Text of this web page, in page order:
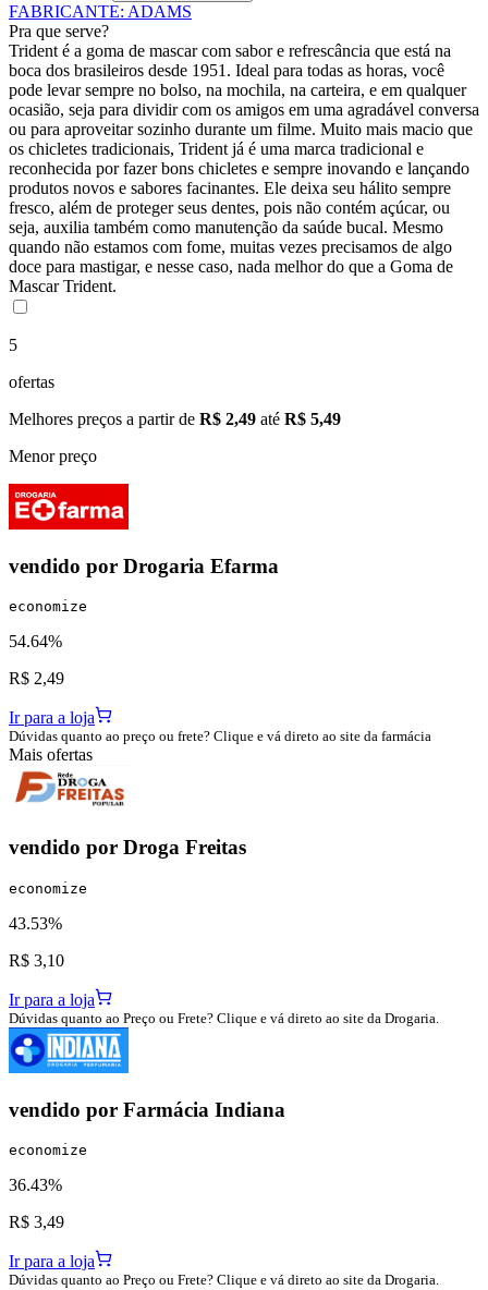
FABRICANTE: ADAMS
Pra que serve?
Trident é a goma de mascar com sabor e refrescância que está na
boca dos brasileiros desde 1951. Ideal para todas as horas, você
pode levar sempre no bolso, na mochila, na carteira, e em qualquer
ocasião, seja para dividir com os amigos em uma agradável conversa
ou para aproveitar sozinho durante um filme. Muito mais macio que
os chicletes tradicionais, Trident já é uma marca tradicional e
reconhecida por fazer bons chicletes e sempre inovando e lançando
produtos novos e sabores facinantes. Ele deixa seu hálito sempre
fresco, além de proteger seus dentes, pois não contém açúcar, ou
seja, auxilia também como manutenção da saúde bucal. Mesmo
quando não estamos com fome, muitas vezes precisamos de algo
doce para mastigar, e nesse caso, nada melhor do que a Goma de
Mascar Trident.
5
ofertas
Melhores preços a partir de R$ 2,49 até R$ 5,49
Menor preço
vendido por Drogaria Efarma
economize
54.64%
R$ 2,49
Ir para a loja
Dúvidas quanto ao preço ou frete? Clique e vá direto ao site da farmácia
Mais ofertas
vendido por Droga Freitas
economize
43.53%
R$ 3,10
Ir para a loja
Dúvidas quanto ao Preço ou Frete? Clique e vá direto ao site da Drogaria.
vendido por Farmácia Indiana
economize
36.43%
R$ 3,49
Ir para a loja
Dúvidas quanto ao Preço ou Frete? Clique e vá direto ao site da Drogaria.